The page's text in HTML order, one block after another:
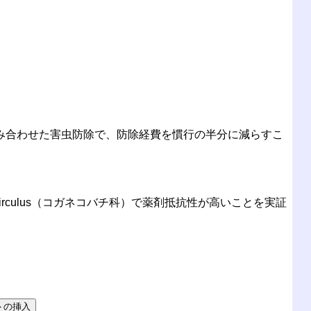
わせた害虫防除で、防除経費を慣行の半分に減らすこ
（コガネコバチ科）で薬剤抵抗性が高いことを実証